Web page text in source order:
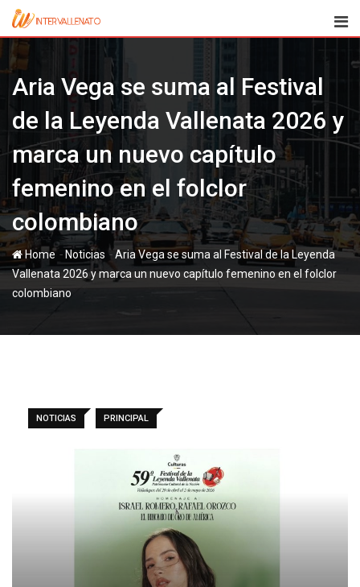
Skip
content
Aria Vega se suma al Festival
de la Leyenda Vallenata 2026 y
marca un nuevo capítulo
femenino en el folclor
colombiano
Home- Noticias -Aria Vega se suma al Festival de la Leyenda
Vallenata 2026 y marca un nuevo capítulo femenino en el folclor
colombiano
NOTICIAS PRINCIPAL